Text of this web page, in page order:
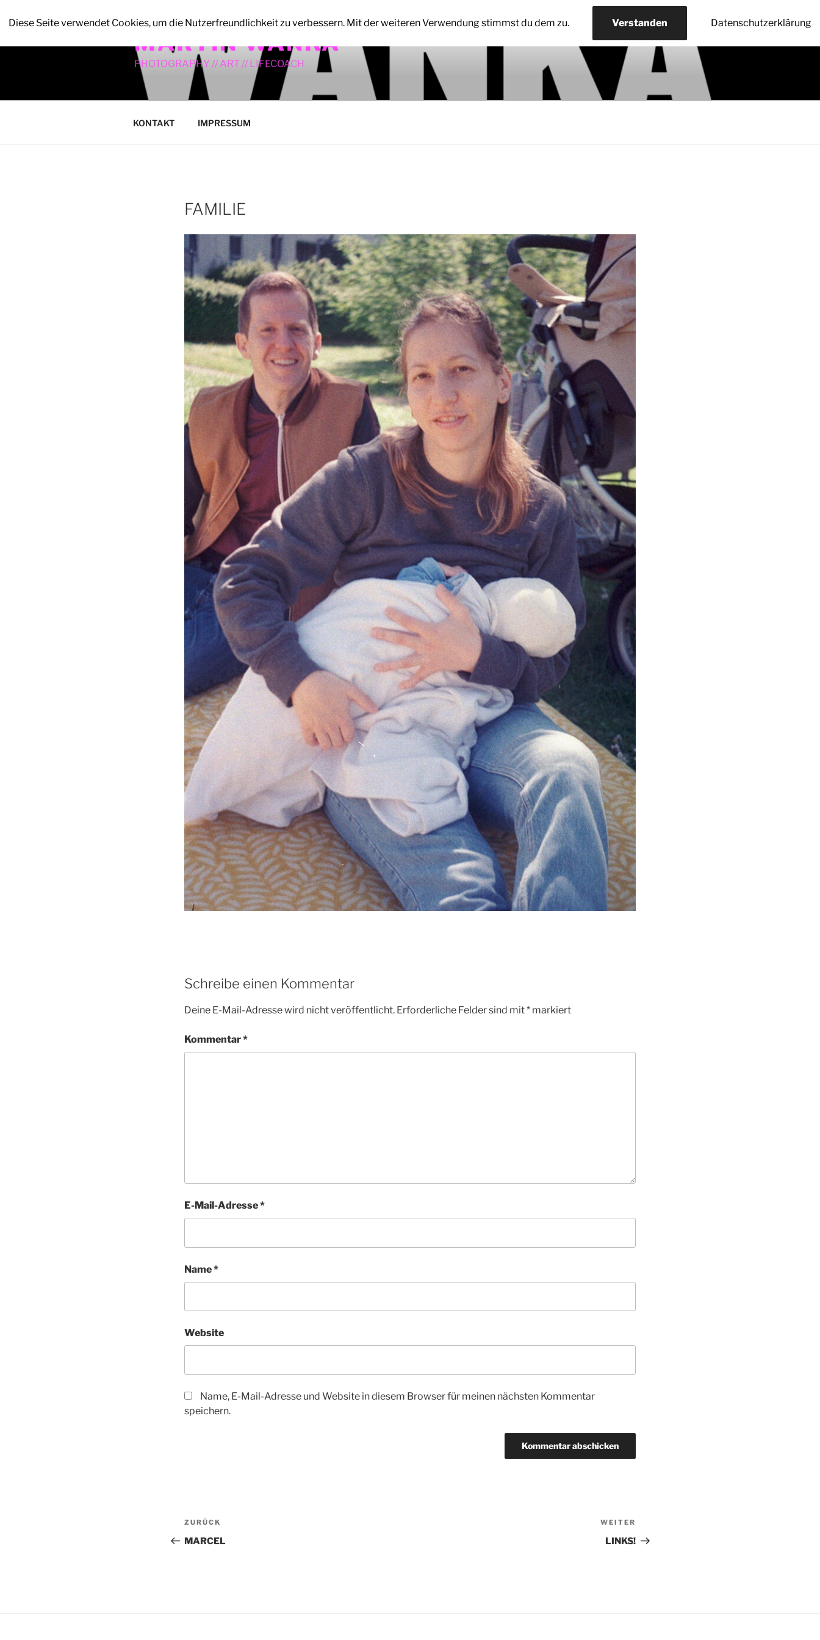
Inhalt
MARTIN WANKA
PHOTOGRAPHY // ART // LIFECOACH
KONTAKT IMPRESSUM
FAMILIE
Schreibe einen Kommentar
Deine E-Mail-Adresse wird nicht veröffentlicht. Erforderliche Felder sind mit* markiert
Kommentar*
E-Mail-Adresse*
Name*
Website
Name, E-Mail-Adresse und Website in diesem Browser für meinen nächsten Kommentar
speichern.
Beitragsnavigation
Vorheriger
Beitrag
ZURÜCK
MARCEL
Beitrag
WEITER
LINKS!
Diese Seite verwendet Cookies, um die Nutzerfreundlichkeit zu verbessern. Mit der weiteren Verwendung stimmst du dem zu. Verstanden Datenschutzerklärung